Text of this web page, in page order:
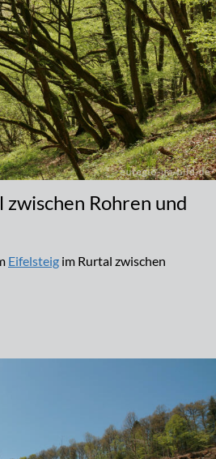
zwischen Rohren und
Eifelsteig im Rurtal zwischen